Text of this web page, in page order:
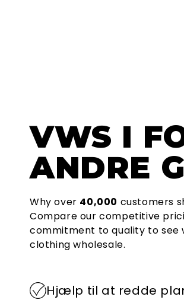
VWS I
ANDRE
Why over 40,000 customers
Compare our competitive
commitment to quality to see
clothing wholesale.
Hjælp til at redde